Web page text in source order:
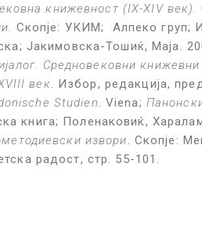
книжевност (IX-XIV век).
Скопје: УКИМ; Алпеко груп;
Јакимовска-Тошиќ, Маја.
Средновековни книжевни
век . Избор, редакција,
Studien . Viena;
книга; Поленаковиќ,
извори . Скопје:
радост, стр. 55-101.